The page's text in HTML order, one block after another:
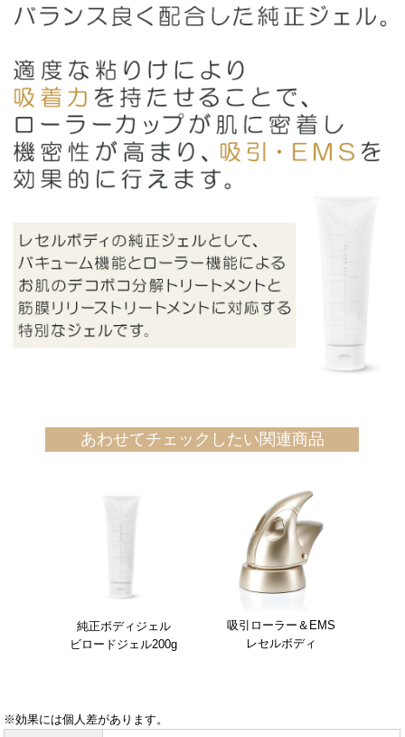
あわせてチェックしたい関連商品
純正ボディジェル
ビロードジェル200g
吸引ローラー＆EMS
レセルボディ
※効果には個人差があります。